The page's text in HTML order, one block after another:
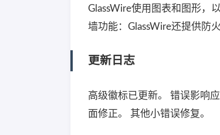
GlassWire使用图表和图形，
墙功能：GlassWire还提供防
更新日志
高级徽标已更新。 错误影响
面修正。 其他小错误修复。